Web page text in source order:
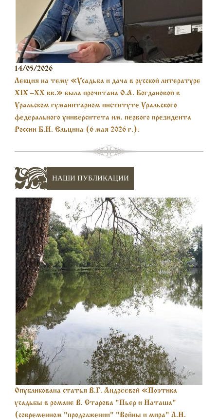
14/05/2026
Лекция на тему «Усадьба и дача в русской литературе
XIX –XX вв.» была прочитана О.А. Богдановой в
Уральском гуманитарном институте Уральского
федерального университета им. первого президента
России Б.Н. Ельцина (6 мая 2026 г.).
НАШИ ПУБЛИКАЦИИ
Опубликована статья В.Г. Андреевой «Поэтика
усадьбы в романе В. Старова "Пьер и Наташа"
(современном "продолжении" "Войны и мира" Л.Н.